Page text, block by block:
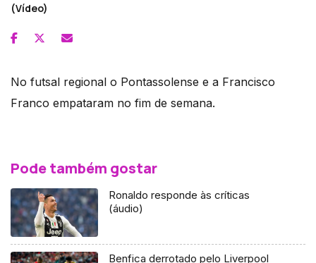
(Vídeo)
No futsal regional o Pontassolense e a Francisco
Franco empataram no fim de semana.
Pode também gostar
Ronaldo responde às críticas
(áudio)
Benfica derrotado pelo Liverpool